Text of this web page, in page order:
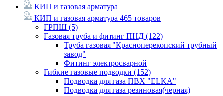
КИП и газовая арматура
КИП и газовая арматура 465 товаров
ГРПШ (5)
Газовая труба и фитинг ПНД (122)
Труба газовая "Красноперекопский трубный
завод"
Фитинг электросварной
Гибкие газовые подводки (152)
Подводка для газа ПВХ "ELKA"
Подводка для газа резиновая(черная)